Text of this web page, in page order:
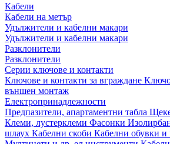
Кабели
Кабели на метър
Удължители и кабелни макари
Удължители и кабелни макари
Разклонители
Разклонители
Серии ключове и контакти
Ключове и контакти за вграждане
външен монтаж
Електропринадлежности
Предпазители, апартаментни табла
Клеми, лустерклеми Фасонки
шлаух Кабелни скоби Кабелни обувки и